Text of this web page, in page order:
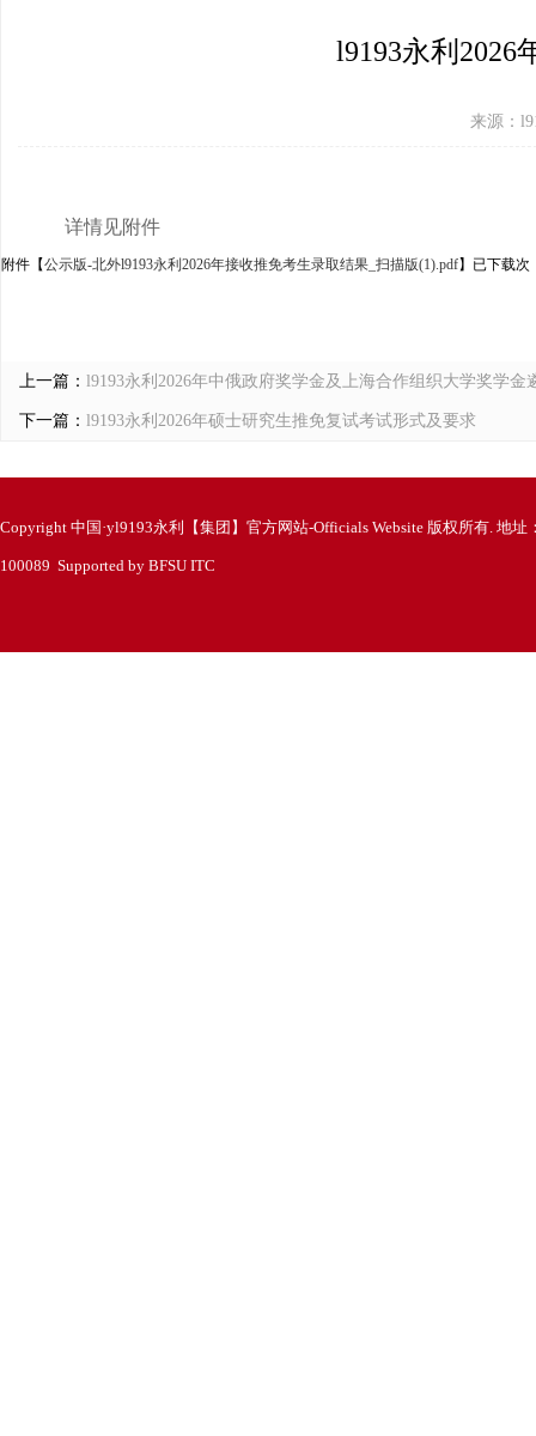
l9193永利2026
来源：
详情见附件
附件【公示版-北外l9193永利2026年接收推免考生录取结果_扫描版(1).pdf】已下载次
上一篇： l9193永利2026年中俄政府奖学金及上海合作组织大学奖学金
下一篇： l9193永利2026年硕士研究生推免复试考试形式及要求
Copyright 中国·yl9193永利【集团】官方网站-Officials Website 版权所有. 地
100089 Supported by BFSU ITC